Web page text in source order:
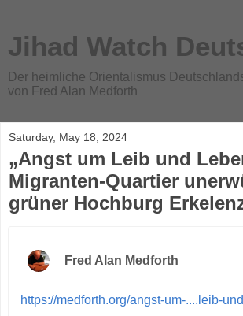
Jihad Watch
Der heimliche Orientalismus
von Fred Alan Medforth
Saturday, May 18, 2024
„Angst um Leib und
Migranten-Quartier
grüner Hochburg
Fred Alan Medforth
https://medforth.org/angst-um-....leib-